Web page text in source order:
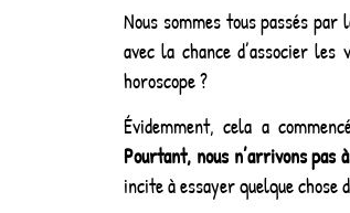
Nous sommes tous passés
avec la chance d’associer
horoscope ?
Évidemment, cela a
Pourtant, nous n’arrivons pas
incite à essayer quelque chose